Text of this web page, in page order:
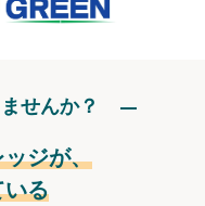
せんか？
ッジが、
いる